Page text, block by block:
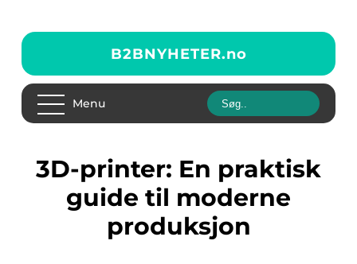
B2BNYHETER.no
Menu
3D-printer: En praktisk
guide til moderne
produksjon